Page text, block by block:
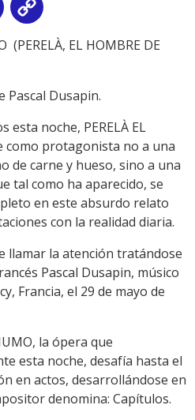
Email
Link
(PERELÀ, EL HOMBRE DE
Pascal Dusapin.
esta noche, PERELÀ EL
como protagonista no a una
de carne y hueso, sino a una
tal como ha aparecido, se
en este absurdo relato
con la realidad diaria.
llamar la atención tratándose
Pascal Dusapin, músico
Francia, el 29 de mayo de
la ópera que
esta noche, desafía hasta el
en actos, desarrollándose en
denomina: Capítulos.